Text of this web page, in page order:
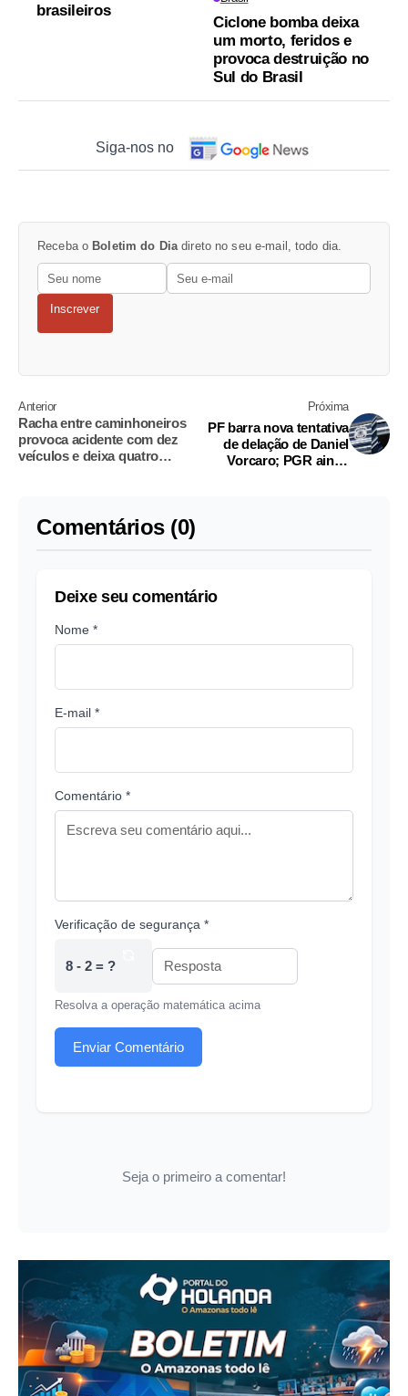
brasileiros
Ciclone bomba deixa
um morto, feridos e
provoca destruição no
Sul do Brasil
Siga-nos no
Receba o Boletim do Dia direto no seu e-mail, todo dia.
Inscrever
Anterior
Racha entre caminhoneiros
provoca acidente com dez
veículos e deixa quatro
Próxima
PF barra nova tentativa
de delação de Daniel
Vorcaro; PGR ainda
Comentários (0)
Deixe seu comentário
Nome *
E-mail *
Comentário *
Verificação de segurança *
8 - 2 = ?
Resolva a operação matemática acima
Enviar Comentário
Seja o primeiro a comentar!